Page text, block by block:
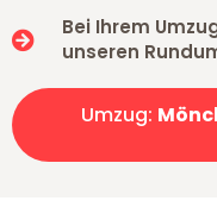
Bei Ihrem
unseren
Umzug: